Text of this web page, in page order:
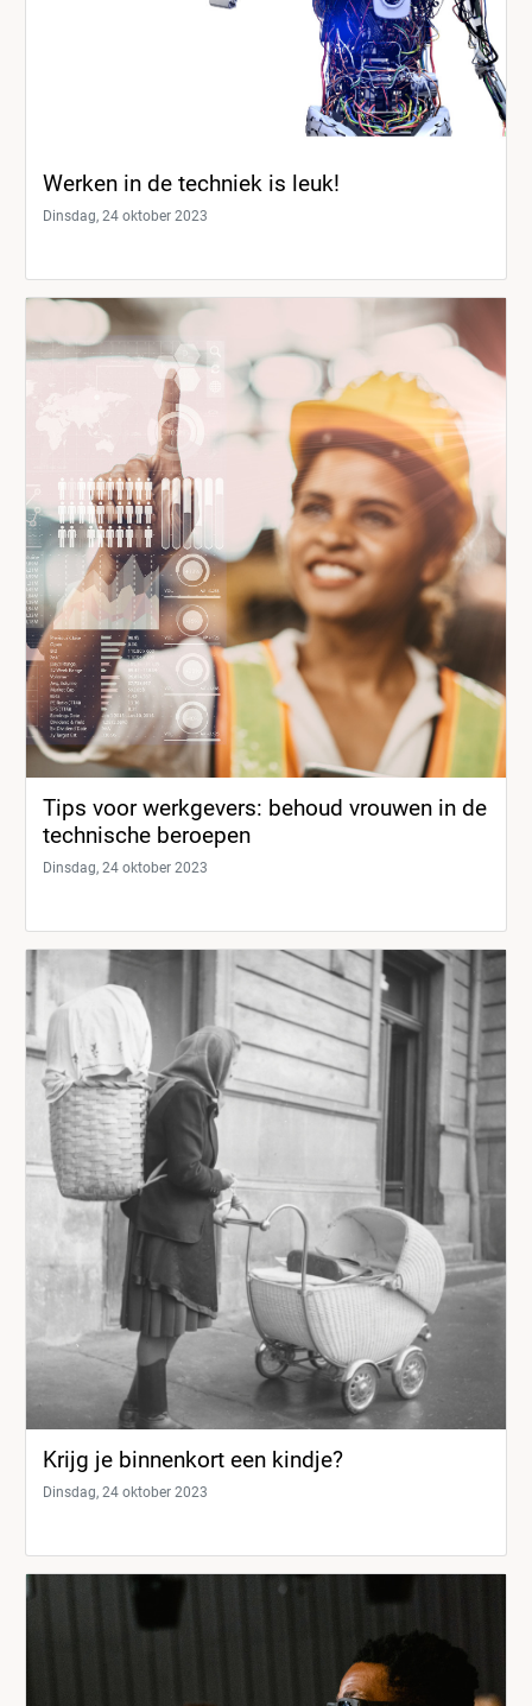
Werken in de techniek is leuk!
Dinsdag, 24 oktober 2023
Tips voor werkgevers: behoud vrouwen in de
technische beroepen
Dinsdag, 24 oktober 2023
Krijg je binnenkort een kindje?
Dinsdag, 24 oktober 2023